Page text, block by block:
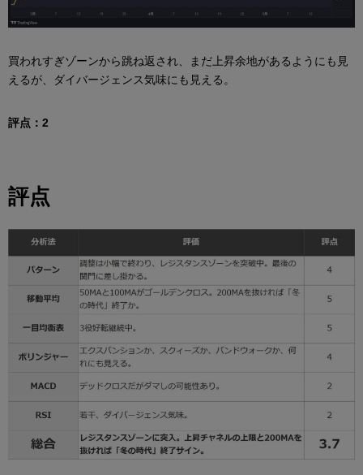
買われすぎゾーンから跳ね返され、まだ上昇余地があるようにも見
えるが、ダイバージェンス気味にも見える。
評点：2
評点